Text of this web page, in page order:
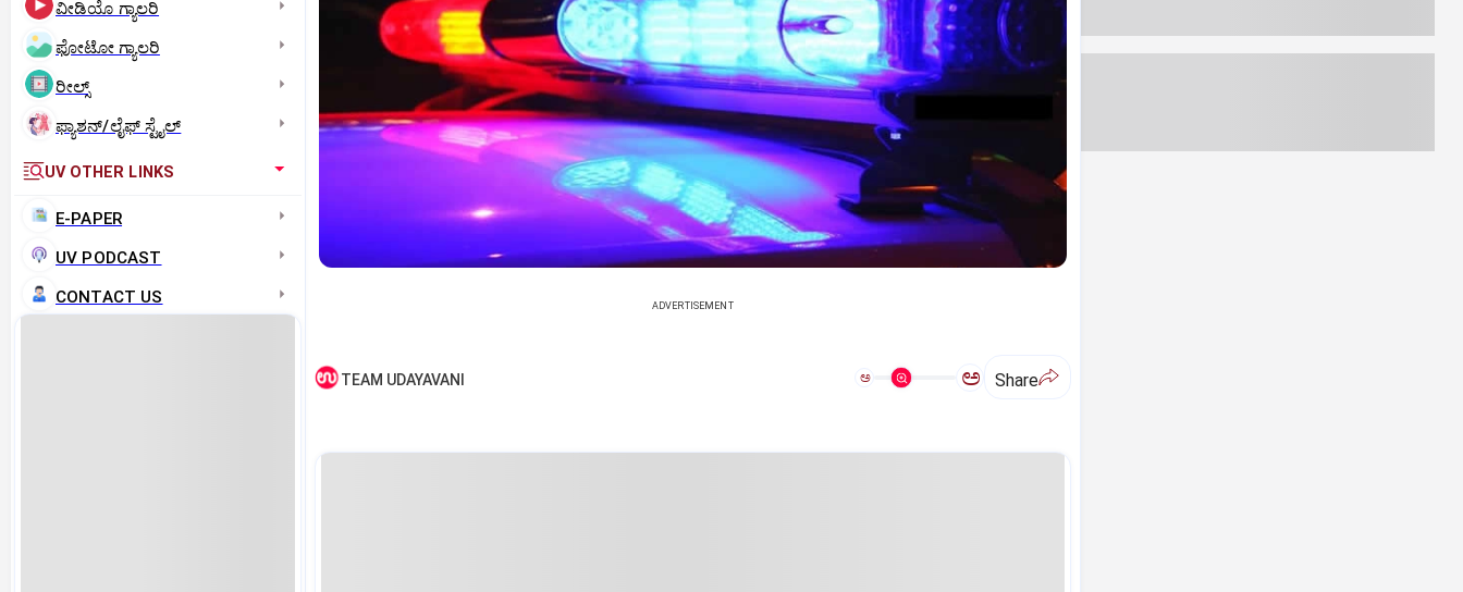
ವೀಡಿಯೊ ಗ್ಯಾಲರಿ
ಫೋಟೋ ಗ್ಯಾಲರಿ
ರೀಲ್ಸ್
ಫ್ಯಾಶನ್/ಲೈಫ್‌ ಸ್ಟೈಲ್
UV OTHER LINKS
E-PAPER
UV PODCAST
CONTACT US
ADVERTISEMENT
TEAM UDAYAVANI ಅ ಅ Share